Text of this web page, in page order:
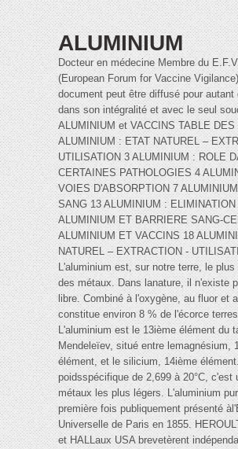
ALUMINIUM
Docteur en médecine Membre du
(European Forum for Vaccine
document peut être diffusé pour autant
dans son intégralité et avec le seul
ALUMINIUM et VACCINS TABLE DES
ALUMINIUM : ETAT NATUREL –
UTILISATION 3 ALUMINIUM : ROLE
CERTAINES PATHOLOGIES 4
VOIES D'ABSORPTION 7
SANG 13 ALUMINIUM : ELIMINATION
ALUMINIUM ET BARRIERE SANG-
ALUMINIUM ET VACCINS 18
NATUREL – EXTRACTION -
L'aluminium est, sur notre terre, le plus
des métaux. Dans lanature, il n'existe
libre. Combiné à l'oxygène, au fluor et
constitue environ 8 % de l'écorce
L'aluminium est le 13ième élément du
Mendeleïev, situé entre lemagnésium,
élément, et le silicium, 14ième
poidsspécifique de 2,699 à 20°C, c'est
métaux les plus légers. L'aluminium
première fois publiquement présenté
Universelle de Paris en 1855.
et HALLaux USA brevetèrent